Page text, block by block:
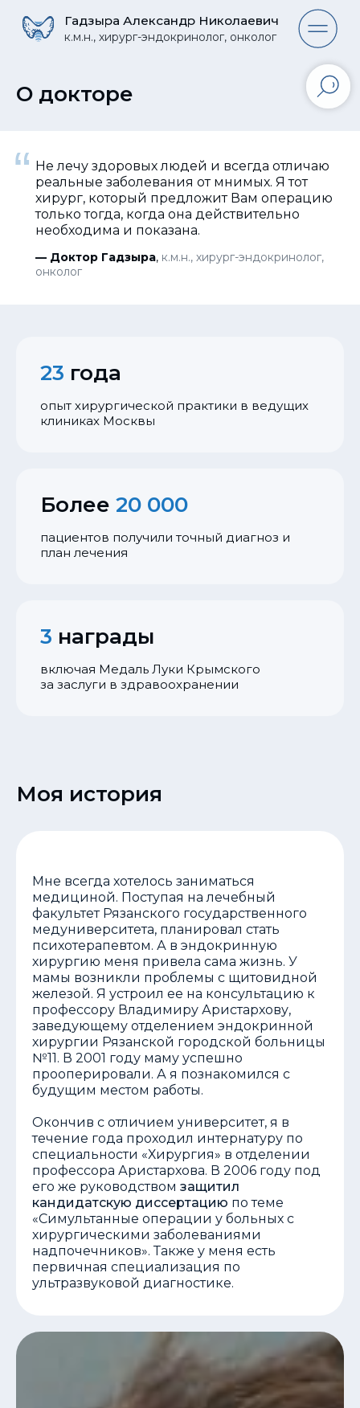
Гадзыра Александр Николаевич
к.м.н., хирург-эндокринолог, онколог
Гадзыра Александр Николаевич
к.м.н., хирург-эндокринолог, онколог
О докторе
“ Не лечу здоровых людей и всегда отличаю
реальные заболевания от мнимых. Я тот
хирург, который предложит Вам операцию
только тогда, когда она действительно
необходима и показана.
— Доктор Гадзыра, к.м.н., хирург-эндокринолог,
онколог
23 года
опыт хирургической практики в ведущих
клиниках Москвы
Более 20 000
пациентов получили точный диагноз и
план лечения
3 награды
включая Медаль Луки Крымского
за заслуги в здравоохранении
Моя история
Мне всегда хотелось заниматься
медициной. Поступая на лечебный
факультет Рязанского государственного
медуниверситета, планировал стать
психотерапевтом. А в эндокринную
хирургию меня привела сама жизнь. У
мамы возникли проблемы с щитовидной
железой. Я устроил ее на консультацию к
профессору Владимиру Аристархову,
заведующему отделением эндокринной
хирургии Рязанской городской больницы
№11. В 2001 году маму успешно
прооперировали. А я познакомился с
будущим местом работы.
Окончив с отличием университет, я в
течение года проходил интернатуру по
специальности «Хирургия» в отделении
профессора Аристархова. В 2006 году под
его же руководством защитил
кандидатскую диссертацию по теме
«Симультанные операции у больных с
хирургическими заболеваниями
надпочечников». Также у меня есть
первичная специализация по
ультразвуковой диагностике.